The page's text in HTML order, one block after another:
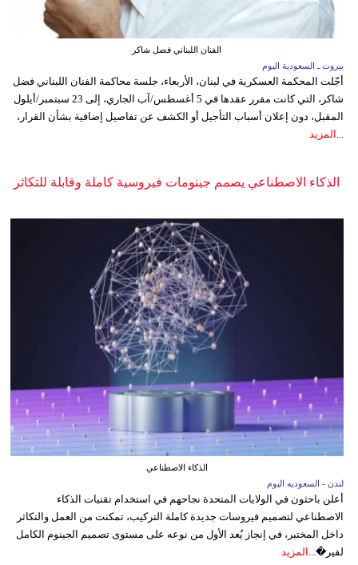
الفنان اللبناني فضل شاكر
بيروت ـ السعودية اليوم
أجّلت المحكمة العسكرية في لبنان، الأربعاء، جلسة محاكمة الفنان اللبناني فضل
شاكر، التي كانت مقرر عقدها في 5 أغسطس/آب الجاري، إلى 23 سبتمبر/أيلول
المقبل، دون إعلان أسباب التأجيل أو الكشف عن تفاصيل إضافية بشأن القرار،
المزيد
الذكاء الاصطناعي يصمم جينومات فيروسية كاملة وقابلة للتكاثر
الذكاء الاصطناعي
لندن - السعوديه اليوم
أعلن باحثون في الولايات المتحدة نجاحهم في استخدام تقنيات الذكاء
الاصطناعي لتصميم فيروسات جديدة كاملة التركيب، تمكنت من العمل والتكاثر
داخل المختبر، في إنجاز يُعد الأول من نوعه على مستوى تصميم الجينوم الكامل
لفير�... المزيد